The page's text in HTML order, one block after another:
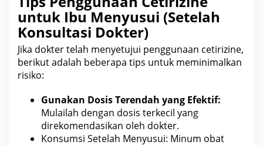
untuk Ibu Menyusui (Setelah
Konsultasi Dokter)
Jika dokter telah menyetujui penggunaan cetirizine,
berikut adalah beberapa tips untuk meminimalkan
risiko:
Gunakan Dosis Terendah yang Efektif:
Mulailah dengan dosis terkecil yang
direkomendasikan oleh dokter.
Konsumsi Setelah Menyusui: Minum obat